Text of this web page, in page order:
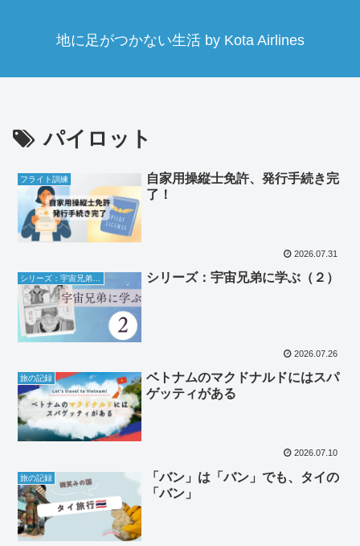
地に足がつかない生活 by Kota Airlines
パイロット
フライト訓練
自家用操縦士免許、発行手続き完
了！
2026.07.31
シリーズ：宇宙兄弟に学ぶ シリーズ：宇宙兄弟に学ぶ（２）
2026.07.26
旅の記録
ベトナムのマクドナルドにはスパ
ゲッティがある
2026.07.10
旅の記録
「バン」は「バン」でも、タイの
「バン」